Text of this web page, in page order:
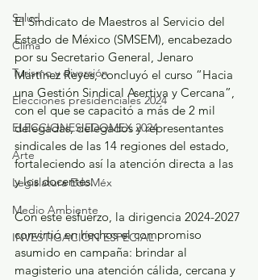
Salud
Clima
Turismo y diversión
Elecciones presidenciales 2024
ELECCIONES EDOMEX 2024
Arte
Legislatura EdoMéx
Medio Ambiente
INVESTIGACIÓN ESPECIAL
El Sindicato de Maestros al Servicio del
Estado de México (SMSEM), encabezado
por su Secretario General, Jenaro
Martínez Reyes, concluyó el curso “Hacia
una Gestión Sindical Asertiva y Cercana”,
con el que se capacitó a más de 2 mil
delegadas, delegados y representantes
sindicales de las 14 regiones del estado,
fortaleciendo así la atención directa a las
y los docentes.
Con este esfuerzo, la dirigencia 2024-2027
convirtió en hechos el compromiso
asumido en campaña: brindar al
magisterio una atención cálida, cercana y